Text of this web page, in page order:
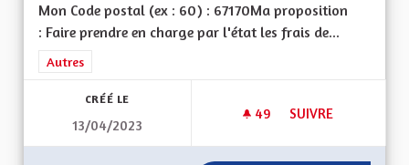
Mon Code postal (ex : 60) : 67170Ma proposition
: Faire prendre en charge par l'état les frais de...
Filtrer les résultats de la catégorie : Autres
Autres
CRÉÉ LE
13/04/2023
49 49 ABONNÉS
SUIVRE